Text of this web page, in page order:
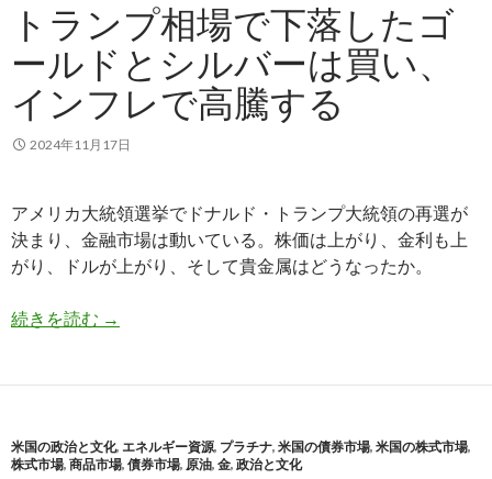
トランプ相場で下落したゴ
ールドとシルバーは買い、
インフレで高騰する
2024年11月17日
アメリカ大統領選挙でドナルド・トランプ大統領の再選が
決まり、金融市場は動いている。株価は上がり、金利も上
がり、ドルが上がり、そして貴金属はどうなったか。
続きを読む トランプ相場で下落したゴールドとシルバーは
→
米国の政治と文化, エネルギー資源, プラチナ, 米国の債券市場, 米国の株式市場,
株式市場, 商品市場, 債券市場, 原油, 金, 政治と文化